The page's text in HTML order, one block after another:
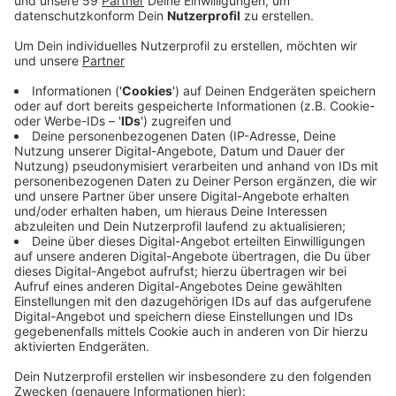
Anzeige
Noch bis Mitte August können hierzu Einwände
eingereicht werden. Hyperscale-Rechenzentren sind
riesige Anlagen. Sie stellen unter anderem die
technische Infrastruktur für die Anforderungen des
Cloud-Computings bereit. In Grevenbroich soll die
Anlage auf einem 23 Hektar großen Areal gebaut
werden. Da ist allerdings bisher nur Landwirtschaft
erlaubt. Daher müsste für den Bau der Regionalplan
geändert werden. Der Düsseldorfer Regionalrat hatte
dazu aber letzten Monat schon den
Aufstellungsbeschluss gefasst und damit quasi
zugestimmt.
Hier gibt es die Unterlagen zum einsehen.